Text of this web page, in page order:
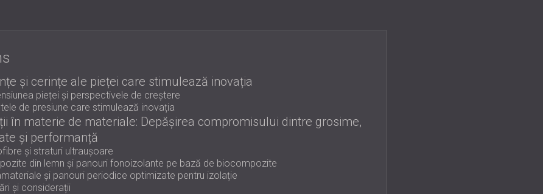
și cerințe ale pieței care stimulează inovația
pieței și perspectivele de creștere
de presiune care stimulează inovația
în materie de materiale: Depășirea compromisului dintre grosime,
și performanță
și straturi ultraușoare
din lemn și panouri fonoizolante pe bază de biocompozite
și panouri periodice optimizate pentru izolație
și considerații